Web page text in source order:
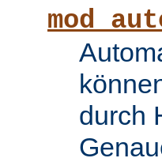
durch